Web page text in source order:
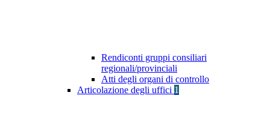
Rendiconti gruppi consiliari
regionali/provinciali
Atti degli organi di controllo
Articolazione degli uffici 1